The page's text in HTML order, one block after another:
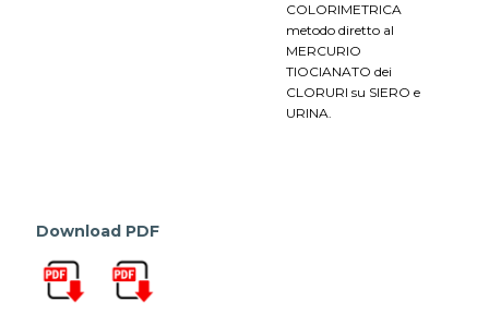
COLORIMETRICA
metodo diretto al
MERCURIO
TIOCIANATO dei
CLORURI su SIERO e
URINA.
Download PDF